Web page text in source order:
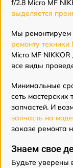
f/2.8 Micro MF
выделяется
Мы ремонтируем
ремонту техники
Micro MF
все виды
Минимальные
сеть
запчастей. И
запчасть на
заказе ремонта
Знаем свое
Будьте уверены